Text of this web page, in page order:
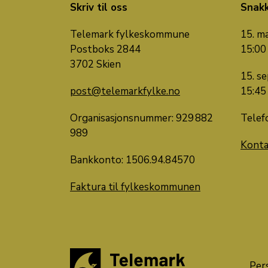
Skriv til oss
Telemark fylkeskommune
Postboks 2844
3702 Skien
post@telemarkfylke.no
Organisasjonsnummer: 929 882
989
Bankkonto: 1506.94.84570
Faktura til fylkeskommunen
15.
15:00
15.
15:45